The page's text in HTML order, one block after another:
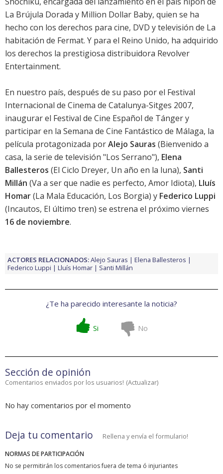
La Brújula Dorada y Million Dollar Baby, quien se ha
hecho con los derechos para cine, DVD y televisión de La
habitación de Fermat. Y para el Reino Unido, ha adquirido
los derechos la prestigiosa distribuidora Revolver
Entertainment.
En nuestro país, después de su paso por el Festival
Internacional de Cinema de Catalunya-Sitges 2007,
inaugurar el Festival de Cine Español de Tánger y
participar en la Semana de Cine Fantástico de Málaga, la
película protagonizada porAlejo Sauras (Bienvenido a
casa, la serie de televisión "Los Serrano"), Elena
Ballesteros (El Ciclo Dreyer, Un año en la luna), Santi
Millán (Va a ser que nadie es perfecto, Amor Idiota), Lluís
Homar(La Mala Educación, Los Borgia) y Federico Luppi
(Incautos, El último tren) se estrena el próximo viernes
16 de noviembre.
ACTORES RELACIONADOS:Alejo Sauras
Elena Ballesteros
Federico Luppi
Lluís Homar Santi Millán
¿Te ha parecido interesante la noticia?
Si No
Sección de opinión
Comentarios enviados por los usuarios! (Actualizar)
No hay comentarios por el momento
Deja tu comentario Rellena y envía el formulario!
NORMAS DE PARTICIPACIÓN
No se permitirán los comentarios fuera de tema ó injuriantes